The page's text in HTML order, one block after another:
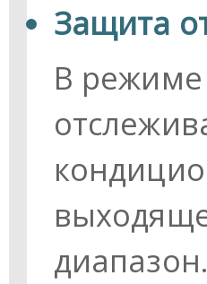
Защита
В режиме